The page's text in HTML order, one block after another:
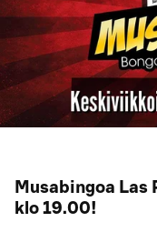
Musabingoa
klo 19.00!